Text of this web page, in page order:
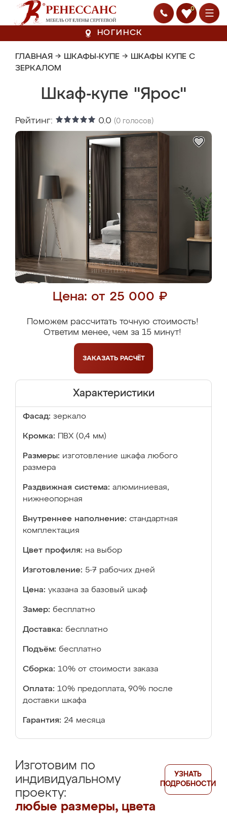
0
НОГИНСК
ГЛАВНАЯ → ШКАФЫ-КУПЕ → ШКАФЫ КУПЕ С
ЗЕРКАЛОМ
Шкаф-купе "Ярос"
Рейтинг: 0.0 (0 голосов)
Цена: от 25 000 ₽
Поможем рассчитать точную стоимость!
Ответим менее, чем за 15 минут!
ЗАКАЗАТЬ РАСЧЁТ
Характеристики
Фасад: зеркало
Кромка: ПВХ (0,4 мм)
Размеры: изготовление шкафа любого
размера
Раздвижная система: алюминиевая,
нижнеопорная
Внутреннее наполнение: стандартная
комплектация
Цвет профиля: на выбор
Изготовление: 5-7 рабочих дней
Цена: указана за базовый шкаф
Замер: бесплатно
Доставка: бесплатно
Подъём: бесплатно
Сборка: 10% от стоимости заказа
Оплата: 10% предоплата, 90% после
доставки шкафа
Гарантия: 24 месяца
Изготовим по
индивидуальному
проекту:
любые размеры, цвета
УЗНАТЬ
ПОДРОБНОСТИ